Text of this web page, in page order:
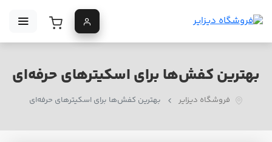
بهترین کفش‌ها برای اسکیترهای حرفه‌ای
فروشگاه دیزایر بهترین کفش‌ها برای اسکیترهای حرفه‌ای